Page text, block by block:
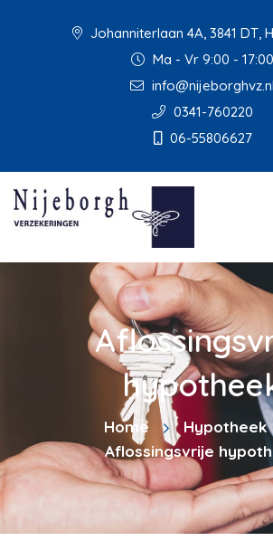
Johanniterlaan 4A, 3841 DT,
Ma - Vr 9:00 - 17:00
info@nijeborghvz.nl
0341-760220
06-55806627
Home
Hypotheek
Aflossingsvrije